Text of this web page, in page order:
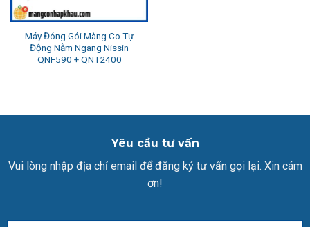
Máy Đóng Gói Màng Co Tự
Động Nằm Ngang Nissin
QNF590 + QNT2400
Yêu cầu tư vấn
Vui lòng nhập địa chỉ email để đăng ký tư vấn gọi lại. Xin cám
ơn!